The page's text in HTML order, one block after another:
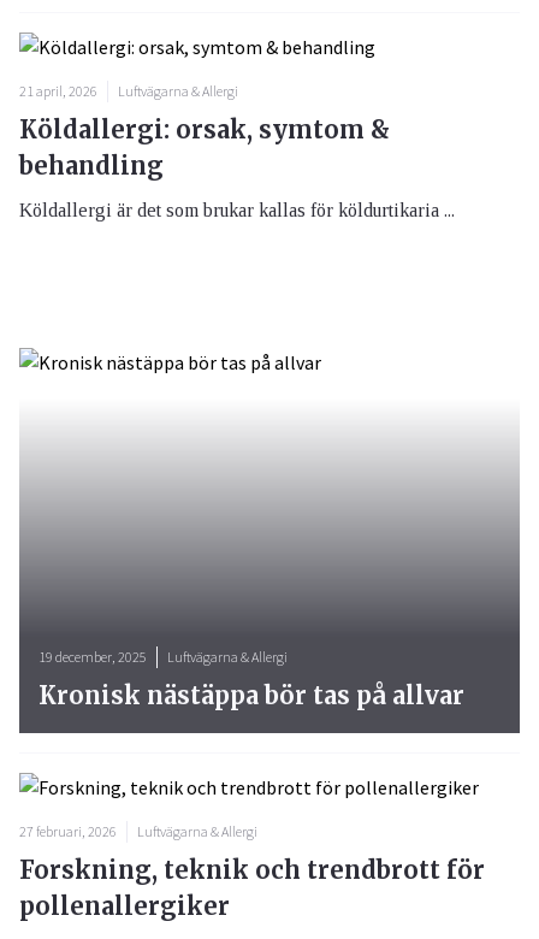
21 april, 2026 Luftvägarna & Allergi
Köldallergi: orsak, symtom &
behandling
Köldallergi är det som brukar kallas för köldurtikaria ...
27 februari, 2026 Luftvägarna & Allergi
Forskning, teknik och trendbrott för
pollenallergiker
19 december, 2025 Luftvägarna & Allergi
Kronisk nästäppa bör tas på allvar